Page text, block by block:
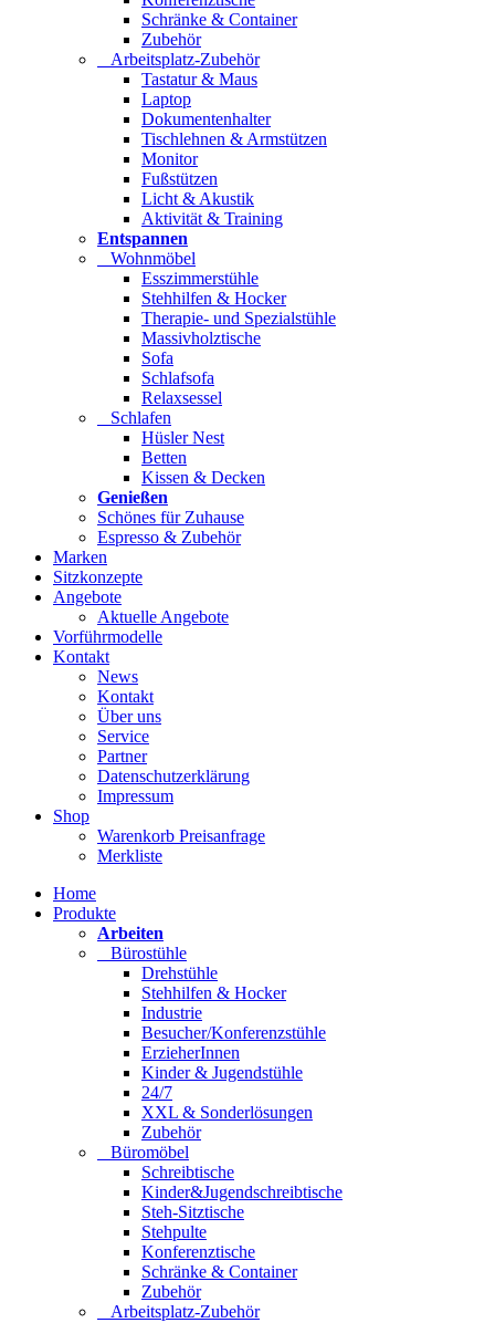
Schränke & Container
Zubehör
Arbeitsplatz-Zubehör
Tastatur & Maus
Laptop
Dokumentenhalter
Tischlehnen & Armstützen
Monitor
Fußstützen
Licht & Akustik
Aktivität & Training
Entspannen
Wohnmöbel
Esszimmerstühle
Stehhilfen & Hocker
Therapie- und Spezialstühle
Massivholztische
Sofa
Schlafsofa
Relaxsessel
Schlafen
Hüsler Nest
Betten
Kissen & Decken
Genießen
Schönes für Zuhause
Espresso & Zubehör
Marken
Sitzkonzepte
Angebote
Aktuelle Angebote
Vorführmodelle
Kontakt
News
Kontakt
Über uns
Service
Partner
Datenschutzerklärung
Impressum
Shop
Warenkorb Preisanfrage
Merkliste
Home
Produkte
Arbeiten
Bürostühle
Drehstühle
Stehhilfen & Hocker
Industrie
Besucher/Konferenzstühle
ErzieherInnen
Kinder & Jugendstühle
24/7
XXL & Sonderlösungen
Zubehör
Büromöbel
Schreibtische
Kinder&Jugendschreibtische
Steh-Sitztische
Stehpulte
Konferenztische
Schränke & Container
Zubehör
Arbeitsplatz-Zubehör